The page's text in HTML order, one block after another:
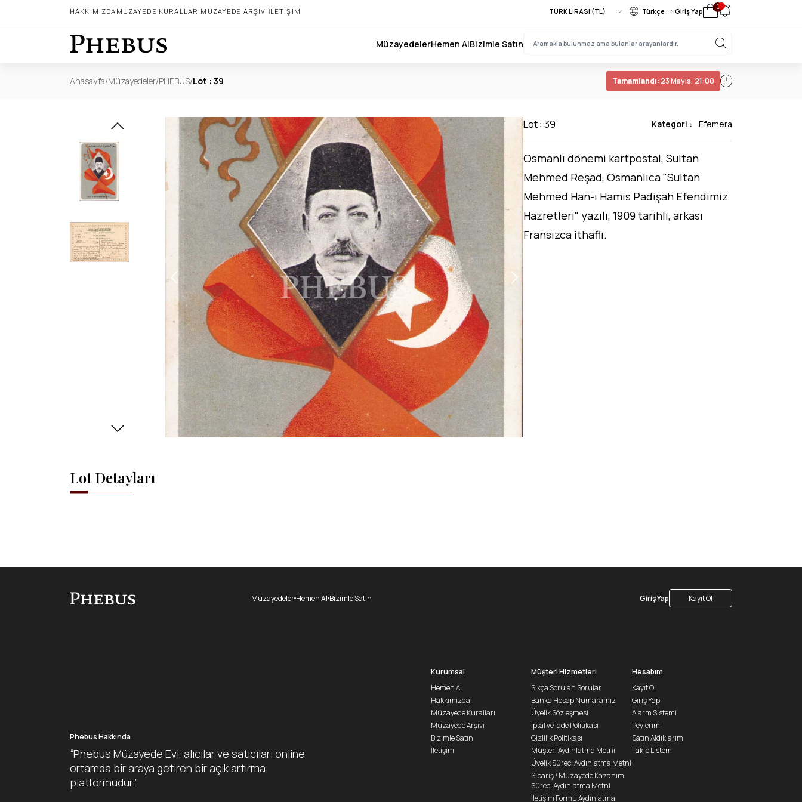
HAKKIMIZDA MÜZAYEDE KURALLARI MÜZAYEDE ARŞIVIİLETIŞIM Türkçe Giriş Yap 0
MüzayedelerHemen AlBizimle Satın
Anasayfa/Müzayedeler/PHEBUS/Lot : 39 Tamamlandı: 23 Mayıs, 21:00
Lot Detayları
Lot : 39 Kategori : Efemera
Osmanlı dönemi kartpostal, Sultan
Mehmed Reşad, Osmanlıca "Sultan
Mehmed Han-ı Hamis Padişah Efendimiz
Hazretleri" yazılı, 1909 tarihli, arkası
Fransızca ithaflı.
MüzayedelerHemen Al Bizimle Satın Giriş Yap Kayıt Ol
Phebus Hakkında
“Phebus Müzayede Evi, alıcılar ve satıcıları online
ortamda bir araya getiren bir açık artırma
platformudur.”
Kurumsal
Hemen Al
Hakkımızda
Müzayede Kuralları
Müzayede Arşivi
Bizimle Satın
İletişim
Müşteri Hizmetleri
Sıkça Sorulan Sorular
Banka Hesap Numaramız
Üyelik Sözleşmesi
İptal ve İade Politikası
Gizlilik Politikası
Müşteri Aydınlatma Metni
Üyelik Süreci Aydınlatma Metni
Sipariş / Müzayede Kazanımı
Süreci Aydınlatma Metni
İletişim Formu Aydınlatma
Hesabım
Kayıt Ol
Giriş Yap
Alarm Sistemi
Peylerim
Satın Aldıklarım
Takip Listem